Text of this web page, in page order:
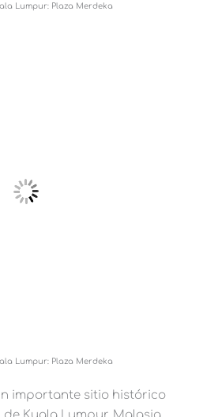
Lumpur: Plaza Merdeka
Lumpur: Plaza Merdeka
importante sitio histórico